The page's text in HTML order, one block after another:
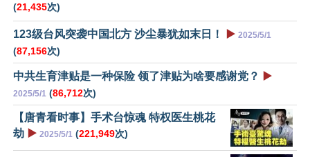
(21,435次)
123级台风突袭中国北方 沙尘暴犹如末日！ ▶️ 2025/5/1
(87,156次)
中共生育津贴是一种保险 领了津贴为啥要感谢党？ ▶️
2025/5/1 (86,712次)
【唐青看时事】手术台惊魂 特权医生桃花
劫 ▶️ 2025/5/1 (221,949次)